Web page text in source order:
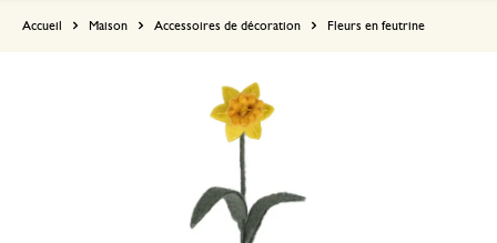
Accueil Maison Accessoires de décoration Fleurs en feutrine